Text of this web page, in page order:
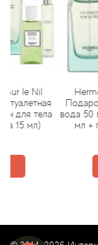
Nil
тела
Hermes
Подарочный
вода 50 мл +
мл + гель
3
Asabi
Asgharali
Atelier Cologne
Atelier Des Ors
Athena's